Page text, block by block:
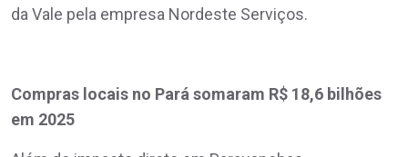
da Vale pela empresa Nordeste Serviços.
Compras locais no Pará somaram R$ 18,6 bilhões
em 2025